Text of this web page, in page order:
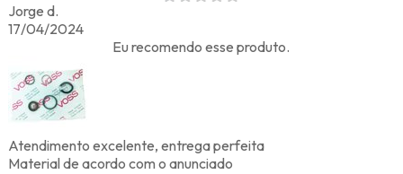
Jorge d.
17/04/2024
Eu recomendo esse produto.
Atendimento excelente, entrega perfeita
Material de acordo com o anunciado